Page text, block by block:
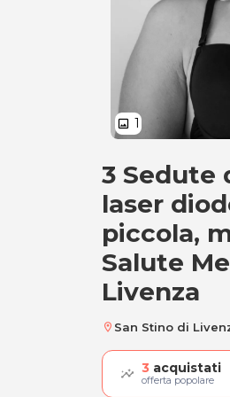
image 1
A) 3
3 Sedute
laser
piccola,
Salute
Livenza
location_on San Stino di
3 acquistati
offerta popolare